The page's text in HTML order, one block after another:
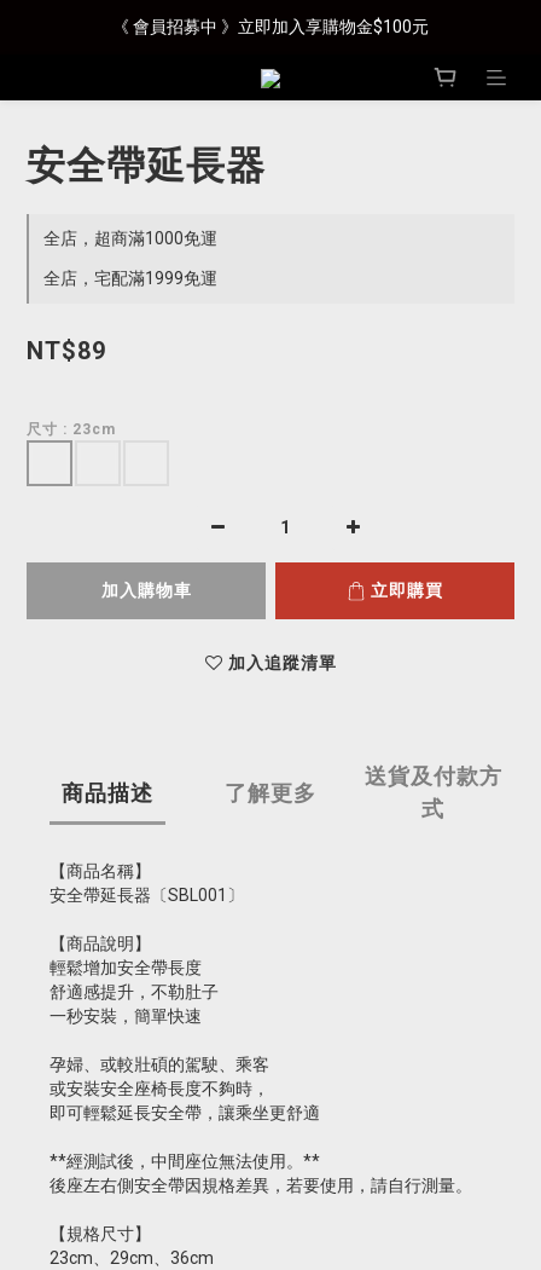
《 會員招募中 》立即加入享購物金$100元
安全帶延長器
全店，超商滿1000免運
全店，宅配滿1999免運
NT$89
尺寸 : 23cm
加入購物車 立即購買
加入追蹤清單
商品描述 了解更多
送貨及付款方
式
【商品名稱】
安全帶延長器〔SBL001〕
【商品說明】
輕鬆增加安全帶長度
舒適感提升，不勒肚子
一秒安裝，簡單快速
孕婦、或較壯碩的駕駛、乘客
或安裝安全座椅長度不夠時，
即可輕鬆延長安全帶，讓乘坐更舒適
**經測試後，中間座位無法使用。**
後座左右側安全帶因規格差異，若要使用，請自行測量。
【規格尺寸】
23cm、29cm、36cm